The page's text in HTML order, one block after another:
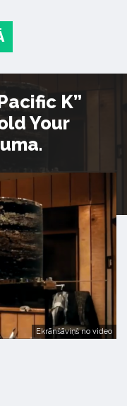
K”
Your
Ekrānšāviņš no video